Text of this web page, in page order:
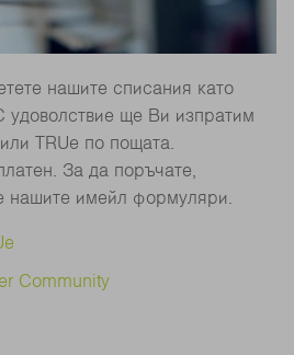
нашите списания като
удоволствие ще Ви изпратим
TRUe по пощата.
За да поръчате,
нашите имейл формуляри.
Community